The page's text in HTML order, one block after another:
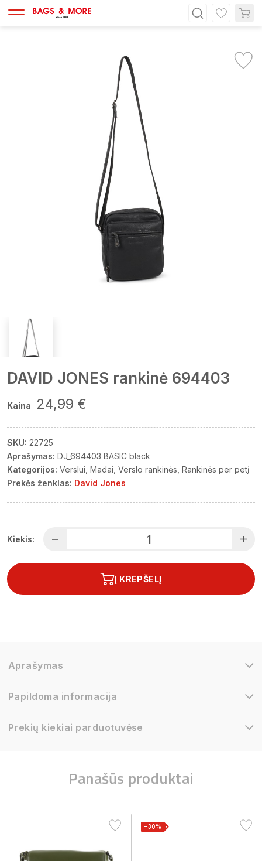
DAVID JONES rankinė 694403
Kaina 24,99 €
SKU: 22725
Aprašymas: DJ_694403 BASIC black
Kategorijos: Verslui Madai Verslo rankinės Rankinės per petį
Prekės ženklas: David Jones
Kiekis:
Į KREPŠELĮ
Aprašymas
Papildoma informacija
Prekių kiekiai parduotuvėse
Panašūs produktai
−30%